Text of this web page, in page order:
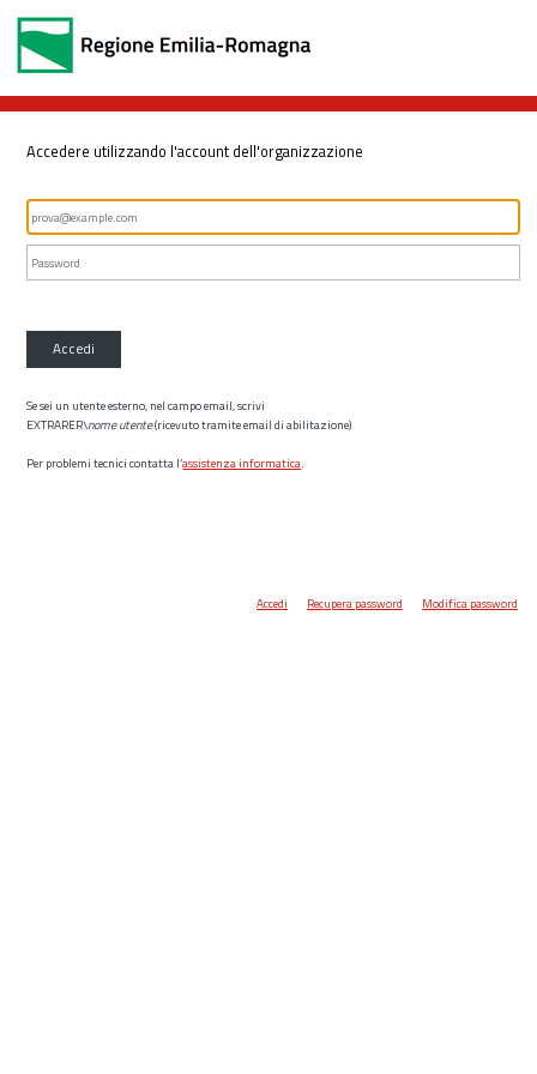
Accedere utilizzando l'account dell'organizzazione
Accedi
Se sei un utente esterno, nel campo email, scrivi
EXTRARER\nome utente(ricevuto tramite email di abilitazione)
Per problemi tecnici contatta l’assistenza informatica.
Accedi Recupera password Modifica password